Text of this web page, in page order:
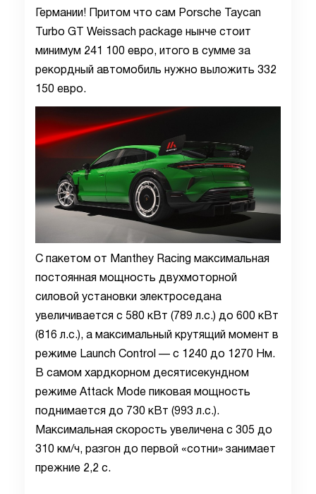
Германии! Притом что сам Porsche Taycan
Turbo GT Weissach package нынче стоит
минимум 241 100 евро, итого в сумме за
рекордный автомобиль нужно выложить 332
150 евро.
С пакетом от Manthey Racing максимальная
постоянная мощность двухмоторной
силовой установки электроседана
увеличивается с 580 кВт (789 л.с.) до 600 кВт
(816 л.с.), а максимальный крутящий момент в
режиме Launch Control — с 1240 до 1270 Нм.
В самом хардкорном десятисекундном
режиме Attack Mode пиковая мощность
поднимается до 730 кВт (993 л.с.).
Максимальная скорость увеличена с 305 до
310 км/ч, разгон до первой «сотни» занимает
прежние 2,2 с.